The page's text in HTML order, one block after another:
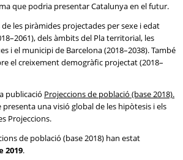
que podria presentar Catalunya en el futur.
les piràmides projectades per sexe i edat
dels àmbits del Pla territorial, les
i el municipi de Barcelona (2018–2038). També
el creixement demogràfic projectat (2018–
publicació Projeccions de població (base 2018).
presenta una visió global de les hipòtesis i els
Projeccions.
de població (base 2018) han estat
2019.